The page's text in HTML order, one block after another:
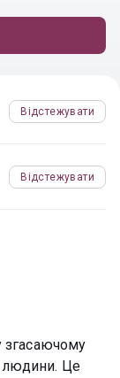
Відстежувати
Відстежувати
згасаючому
людини. Це